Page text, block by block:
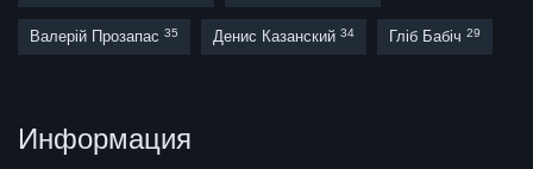
Валерій Прозапас 35 Денис Казанский 34 Гліб Бабіч 29
Информация